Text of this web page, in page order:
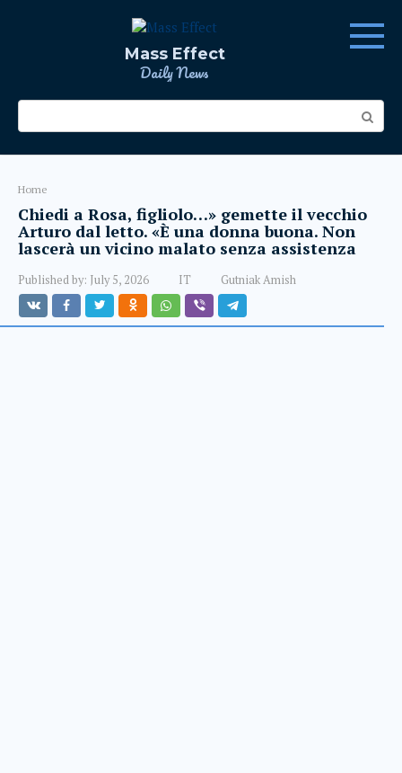
Mass Effect
Daily News
Search:
Home
Chiedi a Rosa, figliolo…» gemette il vecchio
Arturo dal letto. «È una donna buona. Non
lascerà un vicino malato senza assistenza
Published by: July 5, 2026 IT Gutniak Amish